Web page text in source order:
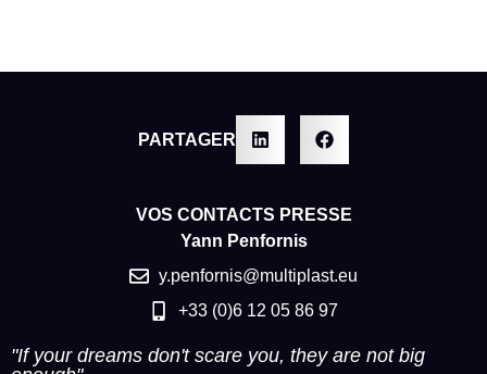
PARTAGER
VOS CONTACTS PRESSE
Yann Penfornis
y.penfornis@multiplast.eu
+33 (0)6 12 05 86 97
"If your dreams don't scare you, they are not big